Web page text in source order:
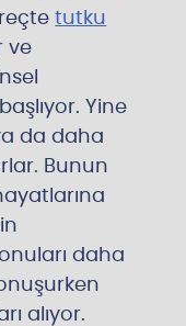
tutku
ve
Yine
da daha
Bunun
daha
alıyor.